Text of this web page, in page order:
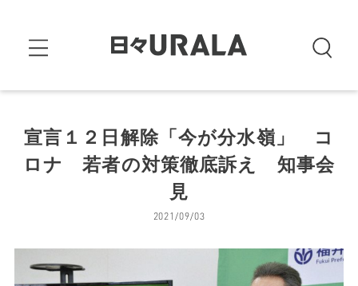
宣言１２日解除「今が分水嶺」 コ
ロナ 若者の対策徹底訴え 知事会
見
2021/09/03